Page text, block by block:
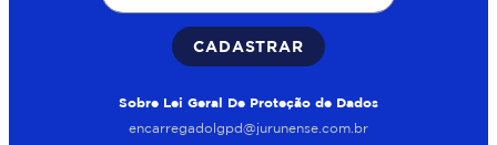
CADASTRAR
Sobre Lei Geral De Proteção de Dados
encarregadolgpd@jurunense.com.br